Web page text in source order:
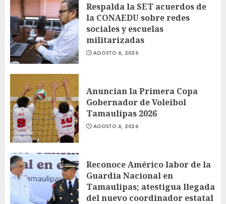
Respalda la SET acuerdos de
la CONAEDU sobre redes
sociales y escuelas
militarizadas
AGOSTO 6, 2026
Anuncian la Primera Copa
Gobernador de Voleibol
Tamaulipas 2026
AGOSTO 6, 2026
Reconoce Américo labor de la
Guardia Nacional en
Tamaulipas; atestigua llegada
del nuevo coordinador estatal